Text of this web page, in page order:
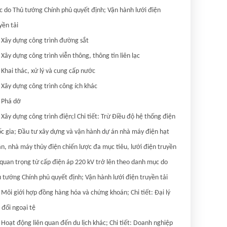
do Thủ tướng Chính phủ quyết định; Vận hành lưới điện
tải
dựng công trình đường sắt
dựng công trình viễn thông, thông tin liên lạc
thác, xử lý và cung cấp nước
dựng công trình công ích khác
dỡ
dựng công trình điện;l Chi tiết: Trừ Điều độ hệ thống điện
gia; Đầu tư xây dựng và vận hành dự án nhà máy điện hạt
nhà máy thủy điện chiến lược đa mục tiêu, lưới điện truyền
trọng từ cấp điện áp 220 kV trở lên theo danh mục do
tướng Chính phủ quyết định; Vận hành lưới điện truyền tải
giới hợp đồng hàng hóa và chứng khoán; Chi tiết: Đại lý
đổi ngoại tệ
động liên quan đến du lịch khác; Chi tiết: Doanh nghiệp